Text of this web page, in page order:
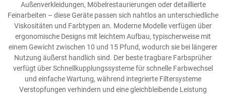
Außenverkleidungen, Möbelrestaurierungen oder detaillierte
Feinarbeiten – diese Geräte passen sich nahtlos an unterschiedliche
Viskositäten und Farbtypen an. Moderne Modelle verfügen über
ergonomische Designs mit leichtem Aufbau, typischerweise mit
einem Gewicht zwischen 10 und 15 Pfund, wodurch sie bei längerer
Nutzung äußerst handlich sind. Der beste tragbare Farbsprüher
verfügt über Schnellkupplungssysteme für schnelle Farbwechsel
und einfache Wartung, während integrierte Filtersysteme
Verstopfungen verhindern und eine gleichbleibende Leistung